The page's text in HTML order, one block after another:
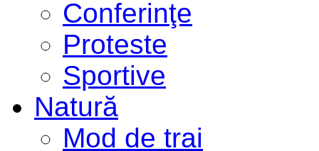
Conferinţe
Proteste
Sportive
Natură
Mod de trai